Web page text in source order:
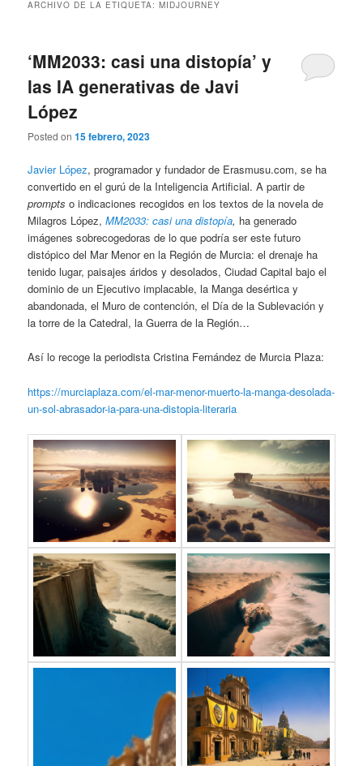
ARCHIVO DE LA ETIQUETA:MIDJOURNEY
‘MM2033: casi una distopía’ y
las IA generativas de Javi
López
Posted on15 febrero, 2023
Javier López, programador y fundador de Erasmusu.com, se ha
convertido en el gurú de la Inteligencia Artificial. A partir de
prompts o indicaciones recogidos en los textos de la novela de
Milagros López,MM2033: casi una distopía, ha generado
imágenes sobrecogedoras de lo que podría ser este futuro
distópico del Mar Menor en la Región de Murcia: el drenaje ha
tenido lugar, paisajes áridos y desolados, Ciudad Capital bajo el
dominio de un Ejecutivo implacable, la Manga desértica y
abandonada, el Muro de contención, el Día de la Sublevación y
la torre de la Catedral, la Guerra de la Región…
Así lo recoge la periodista Cristina Fernández de Murcia Plaza:
https://murciaplaza.com/el-mar-menor-muerto-la-manga-desolada-
un-sol-abrasador-ia-para-una-distopia-literaria